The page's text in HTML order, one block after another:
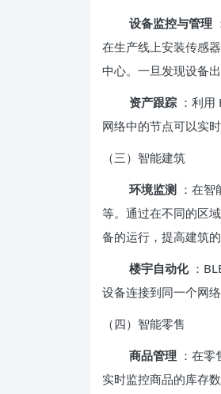
设备监控与管理
在生产线上安装传感
中心。一旦发现设备
资产跟踪 ：利
网络中的节点可以实
（三）智能建筑
环境监测 ：在
等。通过在不同的区
备的运行，提高建筑
楼宇自动化 ：
设备连接到同一个网
（四）智能零售
商品管理 ：在
实时监控商品的库存